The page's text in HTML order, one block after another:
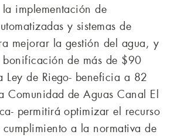
implementación de
y sistemas de
mejorar la gestión del agua, y
bonificación de más de $90
Ley de Riego- beneficia a 82
Comunidad de Aguas Canal El
permitirá optimizar el recurso
a la normativa de